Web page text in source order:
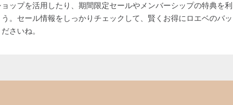
ップを活用したり、期間限定セールやメンバーシップの特典を利
。セール情報をしっかりチェックして、賢くお得にロエベのバッ
さいね。